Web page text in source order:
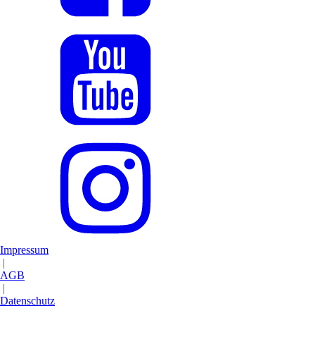
Impressum
|
AGB
|
Datenschutz